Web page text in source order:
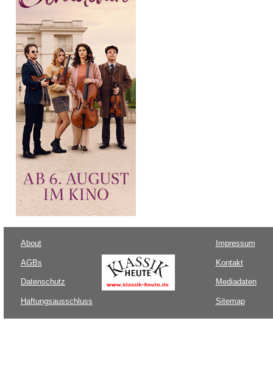
About
AGBs
Datenschutz
Haftungsausschluss
Impressum
Kontakt
Mediadaten
Sitemap